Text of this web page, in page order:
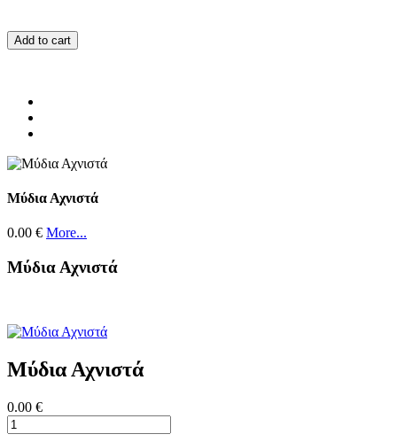
Add to cart
Μύδια Αχνιστά
0.00 € More...
Μύδια Αχνιστά
Μύδια Αχνιστά
0.00 €